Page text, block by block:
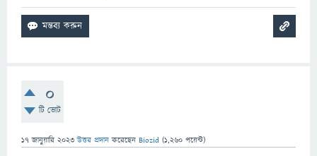
0
টি ভোট
17 জানুয়ারি 2023 উত্তর প্রদান করেছেন Biozid (1,260 পয়েন্ট)